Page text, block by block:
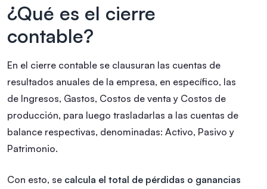
¿Qué es el cierre
contable?
En el cierre contable se clausuran las cuentas de
resultados anuales de la empresa, en específico, las
de Ingresos, Gastos, Costos de venta y Costos de
producción, para luego trasladarlas a las cuentas de
balance respectivas, denominadas: Activo, Pasivo y
Patrimonio.
Con esto, se calcula el total de pérdidas o ganancias